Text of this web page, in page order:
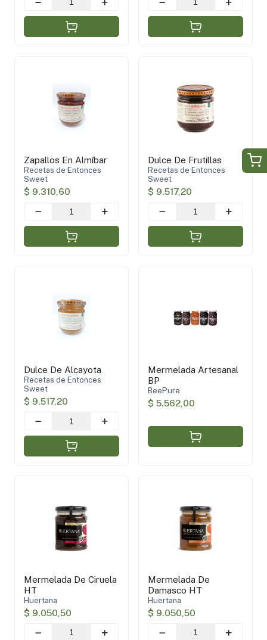
Zapallos En Almíbar
Recetas de Entonces
Sweet
$ 9.310,60
Dulce De Frutillas
Recetas de Entonces
Sweet
$ 9.517,20
Dulce De Alcayota
Recetas de Entonces
Sweet
$ 9.517,20
Mermelada Artesanal
BP
BeePure
$ 5.562,00
Mermelada De Ciruela
HT
Huertana
$ 9.050,50
Mermelada De
Damasco HT
Huertana
$ 9.050,50